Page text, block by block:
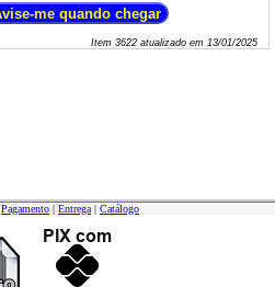
Item 3622atualizado em 13/01/2025
Pagamento | Entrega | Catálogo